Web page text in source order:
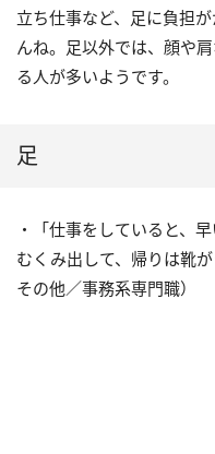
立ち仕事など、足に負担
んね。足以外では、顔や
る人が多いようです。
足
・「仕事をしていると、
むくみ出して、帰りは靴
その他／事務系専門職）